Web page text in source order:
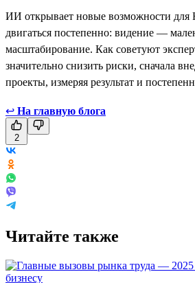
ИИ открывает новые возможности для
двигаться постепенно: видение —
масштабирование. Как советуют
значительно снизить риски, сначала
проекты, измеряя результат и
↩ На главную блога
2
Читайте также